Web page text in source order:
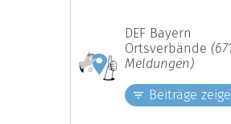
DEF Bayern
Ortsverbände
Meldungen)
Beiträge